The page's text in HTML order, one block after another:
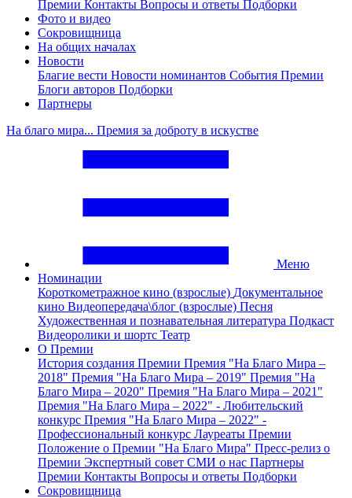
Премии Контакты Вопросы и ответы Подборки
Фото и видео
Сокровищница
На общих началах
Новости
Благие вести Новости номинантов События Премии
Блоги авторов Подборки
Партнеры
На благо мира... Премия за доброту в искустве
Меню
Номинации
Короткометражное кино (взрослые) Документальное
кино Видеопередача\блог (взрослые) Песня
Художественная и познавательная литература Подкаст
Видеоролики и шортс Театр
О Премии
История создания Премии Премия "На Благо Мира –
2018" Премия "На Благо Мира – 2019" Премия "На
Благо Мира – 2020" Премия "На Благо Мира – 2021"
Премия "На Благо Мира – 2022" - Любительский
конкурс Премия "На Благо Мира – 2022" -
Профессиональный конкурс Лауреаты Премии
Положение о Премии "На Благо Мира" Пресс-релиз о
Премии Экспертный совет СМИ о нас Партнеры
Премии Контакты Вопросы и ответы Подборки
Сокровищница